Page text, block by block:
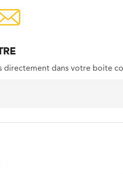
directement dans votre boite